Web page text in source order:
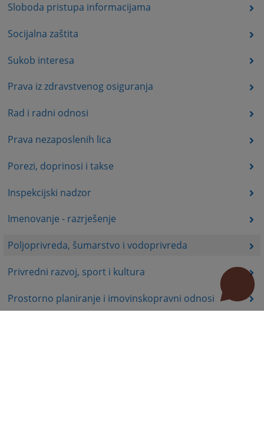
Sloboda pristupa informacijama
Socijalna zaštita
Sukob interesa
Prava iz zdravstvenog osiguranja
Rad i radni odnosi
Prava nezaposlenih lica
Porezi, doprinosi i takse
Inspekcijski nadzor
Imenovanje - razrješenje
Poljoprivreda, šumarstvo i vodoprivreda
Privredni razvoj, sport i kultura
Prostorno planiranje i imovinskopravni odnosi